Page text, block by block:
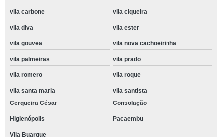
vila carbone vila ciqueira
vila diva vila ester
vila gouvea vila nova cachoeirinha
vila palmeiras vila prado
vila romero vila roque
vila santa maria
vila santista
Cerqueira César
Consolação
Higienópolis Pacaembu
Vila Buarque